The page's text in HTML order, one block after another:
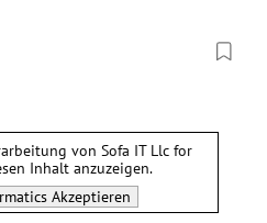
von Sofa IT Llc for
Inhalt anzuzeigen.
Akzeptieren